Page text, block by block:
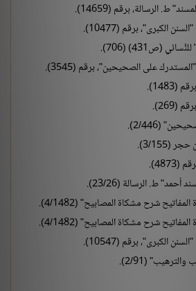
ط. الرسالة، برقم (14659).
الكبرى"، برقم (10477).
(ص431) (706).
على الصحيحين"، برقم (3545).
(269).
(2/446).
(3/155).
ط. الرسالة (23/26).
شرح مشكاة المصابيح" (4/1482).
شرح مشكاة المصابيح" (4/1482).
الكبرى"، برقم (10547).
(2/91).